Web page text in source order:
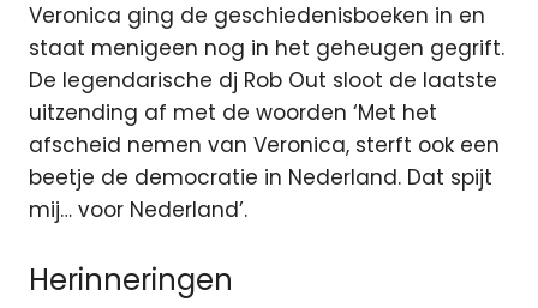
Veronica ging de geschiedenisboeken in en
staat menigeen nog in het geheugen gegrift.
De legendarische dj Rob Out sloot de laatste
uitzending af met de woorden ‘Met het
afscheid nemen van Veronica, sterft ook een
beetje de democratie in Nederland. Dat spijt
mij… voor Nederland’.
Herinneringen